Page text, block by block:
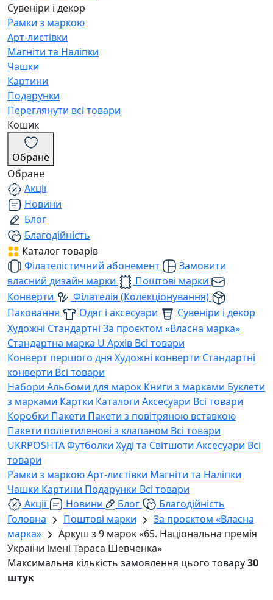
Сувеніри і декор
Рамки з маркою
Арт-листівки
Магніти та Наліпки
Чашки
Картини
Подарунки
Переглянути всі товари
Кошик
Обране
Обране
Акції
Новини
Блог
Благодійність
Каталог товарів
Філателістичний абонемент
Замовити
власний дизайн марки
Поштові марки
Конверти
Філателія (Колекціонування)
Паковання
Одяг і аксесуари
Сувеніри і декор
Художні Стандартні За проєктом «Власна марка»
Стандартна марка U Архів Всі товари
Конверт першого дня Художні конверти Стандартні
конверти Всі товари
Набори Альбоми для марок Книги з марками Буклети
з марками Картки Каталоги Аксесуари Всі товари
Коробки Пакети Пакети з повітряною вставкою
Пакети поліетиленові з клапаном Всі товари
UKRPOSHTAФутболки Худі та Світшоти Аксесуари Всі
товари
Рамки з маркоюАрт-листівки Магніти та Наліпки
Чашки Картини Подарунки Всі товари
Акції
Новини Блог
Благодійність
Головна
Поштові марки
За проєктом «Власна
марка»
Аркуш з 9 марок «65. Національна премія
України імені Тараса Шевченка»
Максимальна кількість замовлення цього товару30
штук